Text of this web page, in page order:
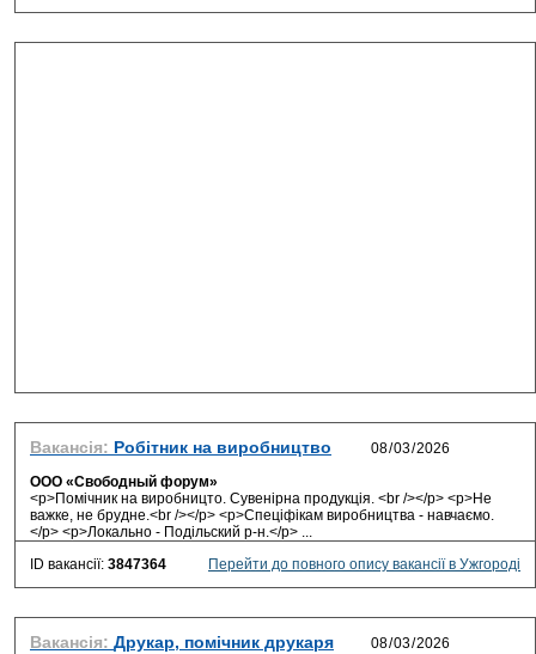
Вакансія: Робітник на виробництво
ООО «Свободный форум»
<p>Помічник на виробницто. Сувенірна продукція. <br /></p> <p>Не
важке, не брудне.<br /></p> <p>Спеціфікам виробництва - навчаємо.
</p> <p>Локально - Подільский р-н.</p> ...
ID вакансії: 3847364 Перейти до повного опису вакансії в Ужгороді
Вакансія: Друкар, помічник друкаря